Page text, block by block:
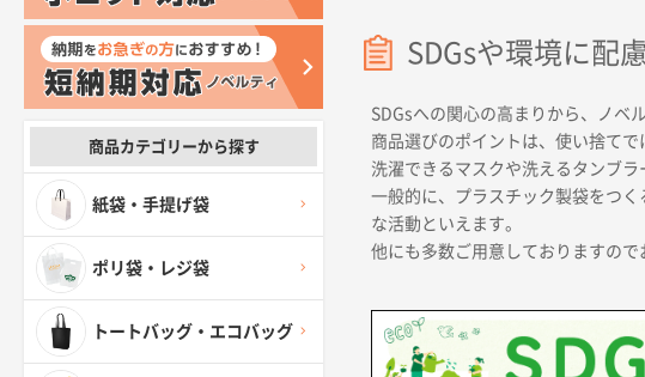
商品カテゴリーから探す
紙袋・手提げ袋
ポリ袋・レジ袋
トートバッグ・エコバッグ
SDGsや環境に配
SDGsへの関心の高まりから、ノベ
商品選びのポイントは、使い捨てで
洗濯できるマスクや洗えるタンブ
一般的に、プラスチック製袋をつく
な活動といえます。
他にも多数ご用意しておりますので